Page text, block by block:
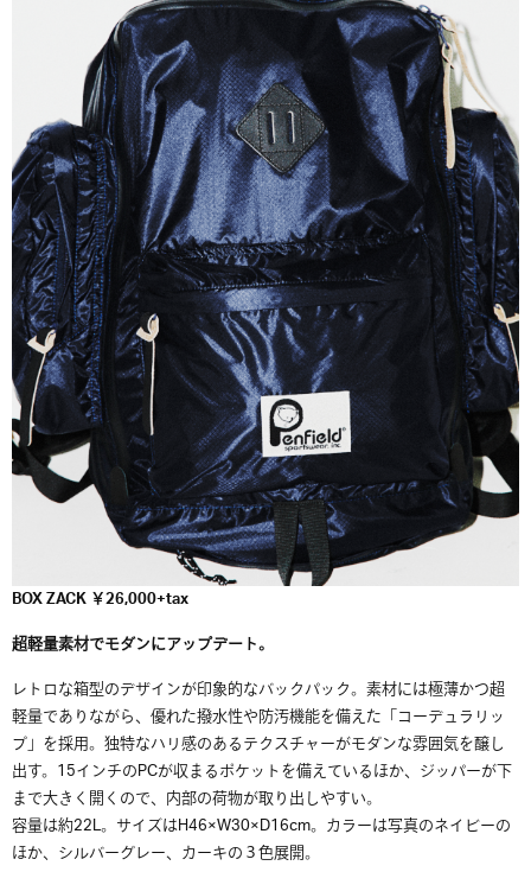
BOX ZACK ￥26,000+tax
超軽量素材でモダンにアップデート。
レトロな箱型のデザインが印象的なバックパック。素材には極薄かつ超
軽量でありながら、優れた撥水性や防汚機能を備えた「コーデュラリッ
プ」を採用。独特なハリ感のあるテクスチャーがモダンな雰囲気を醸し
出す。15インチのPCが収まるポケットを備えているほか、ジッパーが下
まで大きく開くので、内部の荷物が取り出しやすい。
容量は約22L。サイズはH46×W30×D16cm。カラーは写真のネイビーの
ほか、シルバーグレー、カーキの３色展開。